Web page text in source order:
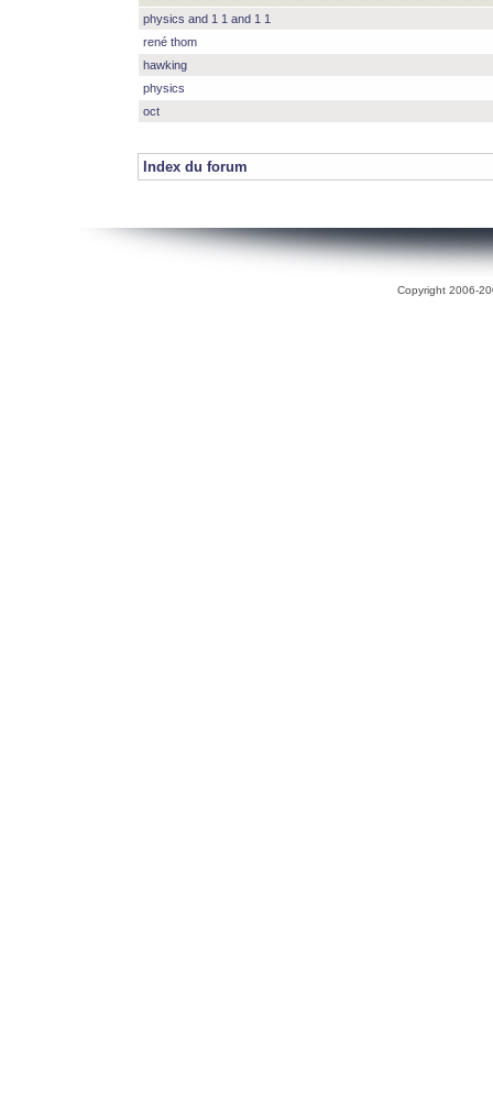
physics and 1 1 and 1 1
rené thom
hawking
physics
oct
Index du forum
Copyright 2006-